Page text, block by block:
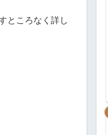
ところなく詳し